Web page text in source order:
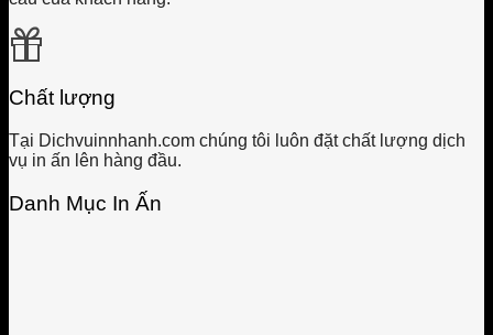
Chất lượng
Tại Dichvuinnhanh.com chúng tôi luôn đặt chất lượng dịch
vụ in ấn lên hàng đầu.
Danh Mục In Ấn